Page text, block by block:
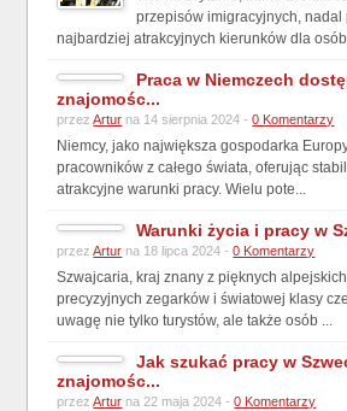
przepisów imigracyjnych, nadal
najbardziej atrakcyjnych kierunków dla
Praca w Niemczech
znajomośc...
przezArtur na 14 sierpnia 2024 -0 Komentarzy
Niemcy, jako największa gospodarka
pracowników z całego świata, oferując
atrakcyjne warunki pracy. Wielu pote...
Warunki życia i pracy w
przezArtur na 18 lipca 2024 -0 Komentarzy
Szwajcaria, kraj znany z pięknych
precyzyjnych zegarków i światowej klasy
uwagę nie tylko turystów, ale także osób ...
Jak szukać pracy w
znajomośc...
przezArtur na 22 maja 2024 -0 Komentarzy